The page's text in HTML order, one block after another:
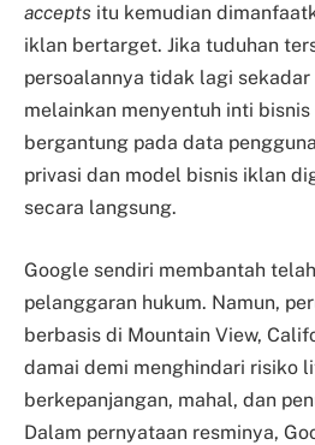
accepts itu kemudian
iklan bertarget. Jika tuduhan
persoalannya tidak lagi
melainkan menyentuh inti
bergantung pada data
privasi dan model bisnis iklan
secara langsung.
Google sendiri membantah
pelanggaran hukum. Namun,
berbasis di Mountain View,
damai demi menghindari risiko
berkepanjangan, mahal, dan
Dalam pernyataan resminya,